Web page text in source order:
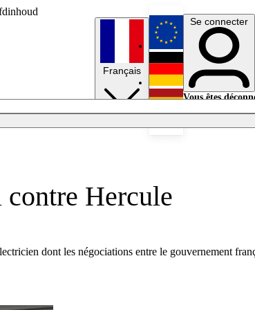
Français
English
Deutsch
Se connecter
Vous êtes
Hercule
dont les négociations entre le gouvernement